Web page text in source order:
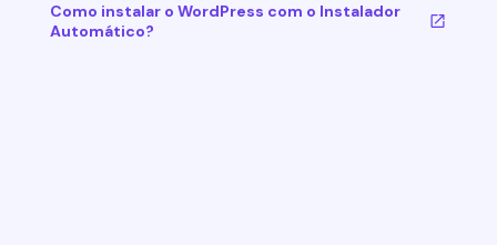
Como instalar o WordPress com o Instalador
Automático?